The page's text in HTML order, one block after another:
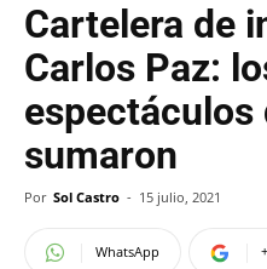
Cartelera de
Carlos Paz:
espectáculos
sumaron
Por Sol Castro - 15 julio, 2021
WhatsApp